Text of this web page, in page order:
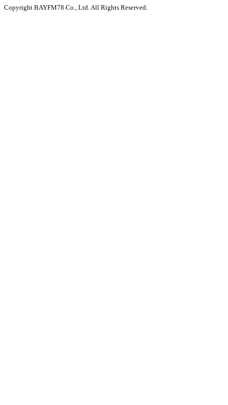
Copyright BAYFM78 Co., Ltd. All Rights Reserved.